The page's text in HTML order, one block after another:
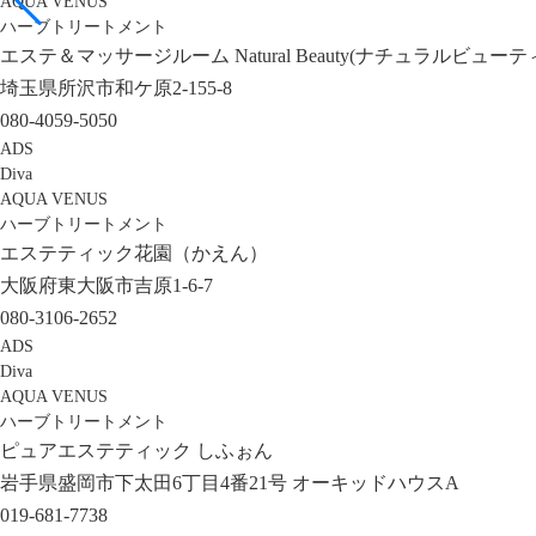
ハーブトリートメント
エステ＆マッサージルーム Natural Beauty(ナチュラルビューテ
埼玉県所沢市和ケ原2-155-8
080-4059-5050
ADS
Diva
AQUA VENUS
ハーブトリートメント
エステティック花園（かえん）
大阪府東大阪市吉原1-6-7
080-3106-2652
ADS
Diva
AQUA VENUS
ハーブトリートメント
ピュアエステティック しふぉん
岩手県盛岡市下太田6丁目4番21号 オーキッドハウスA
019-681-7738